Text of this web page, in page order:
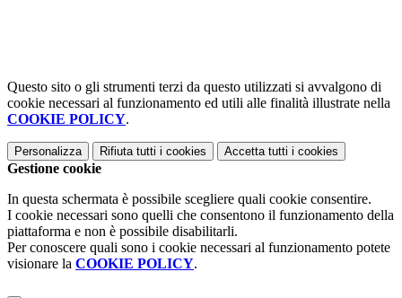
Questo sito o gli strumenti terzi da questo utilizzati si avvalgono di
cookie necessari al funzionamento ed utili alle finalità illustrate nella
COOKIE POLICY.
Personalizza Rifiuta tutti i cookies Accetta tutti i cookies
Gestione cookie
In questa schermata è possibile scegliere quali cookie consentire.
I cookie necessari sono quelli che consentono il funzionamento della
piattaforma e non è possibile disabilitarli.
Per conoscere quali sono i cookie necessari al funzionamento potete
visionare la COOKIE POLICY.